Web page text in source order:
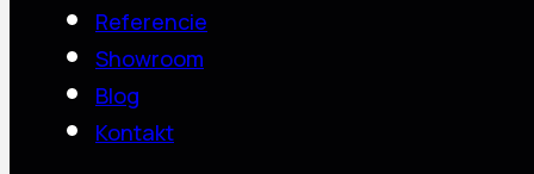
Referencie
Showroom
Blog
Kontakt